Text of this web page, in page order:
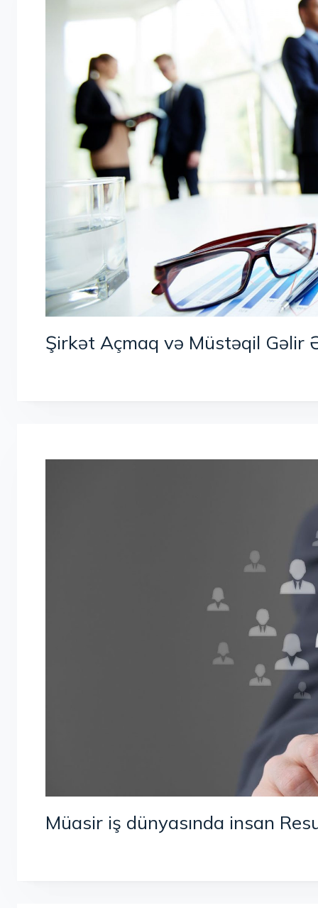
Şirkət Açmaq və Müstəqil Gəlir
Müasir iş dünyasında insan